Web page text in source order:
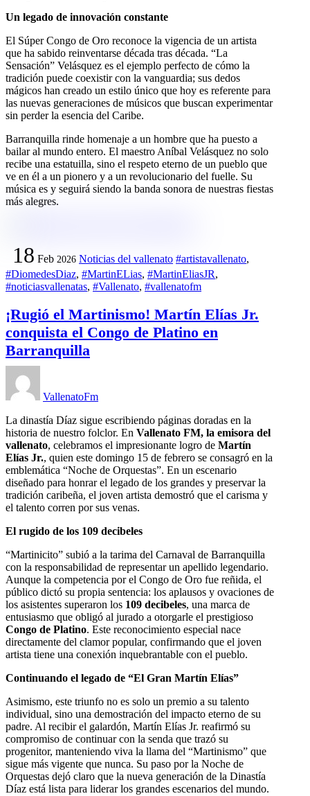
Un legado de innovación constante
El Súper Congo de Oro reconoce la vigencia de un artista
que ha sabido reinventarse década tras década. “La
Sensación” Velásquez es el ejemplo perfecto de cómo la
tradición puede coexistir con la vanguardia; sus dedos
mágicos han creado un estilo único que hoy es referente para
las nuevas generaciones de músicos que buscan experimentar
sin perder la esencia del Caribe.
Barranquilla rinde homenaje a un hombre que ha puesto a
bailar al mundo entero. El maestro Aníbal Velásquez no solo
recibe una estatuilla, sino el respeto eterno de un pueblo que
ve en él a un pionero y a un revolucionario del fuelle. Su
música es y seguirá siendo la banda sonora de nuestras fiestas
más alegres.
18 Feb 2026 Noticias del vallenato #artistavallenato,
#DiomedesDiaz, #MartinELias, #MartinEliasJR,
#noticiasvallenatas, #Vallenato, #vallenatofm
¡Rugió el Martinismo! Martín Elías Jr.
conquista el Congo de Platino en
Barranquilla
VallenatoFm
La dinastía Díaz sigue escribiendo páginas doradas en la
historia de nuestro folclor. En Vallenato FM, la emisora del
vallenato, celebramos el impresionante logro de Martín
Elías Jr., quien este domingo 15 de febrero se consagró en la
emblemática “Noche de Orquestas”. En un escenario
diseñado para honrar el legado de los grandes y preservar la
tradición caribeña, el joven artista demostró que el carisma y
el talento corren por sus venas.
El rugido de los 109 decibeles
“Martinicito” subió a la tarima del Carnaval de Barranquilla
con la responsabilidad de representar un apellido legendario.
Aunque la competencia por el Congo de Oro fue reñida, el
público dictó su propia sentencia: los aplausos y ovaciones de
los asistentes superaron los 109 decibeles, una marca de
entusiasmo que obligó al jurado a otorgarle el prestigioso
Congo de Platino. Este reconocimiento especial nace
directamente del clamor popular, confirmando que el joven
artista tiene una conexión inquebrantable con el pueblo.
Continuando el legado de “El Gran Martín Elías”
Asimismo, este triunfo no es solo un premio a su talento
individual, sino una demostración del impacto eterno de su
padre. Al recibir el galardón, Martín Elías Jr. reafirmó su
compromiso de continuar con la senda que trazó su
progenitor, manteniendo viva la llama del “Martinismo” que
sigue más vigente que nunca. Su paso por la Noche de
Orquestas dejó claro que la nueva generación de la Dinastía
Díaz está lista para liderar los grandes escenarios del mundo.